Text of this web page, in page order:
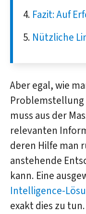
Fazit: Auf
Nützliche
Aber egal, wie
Problemstellung
muss aus der
relevanten
deren Hilfe man
anstehende
kann. Eine
Intelligence-
exakt dies zu tun.